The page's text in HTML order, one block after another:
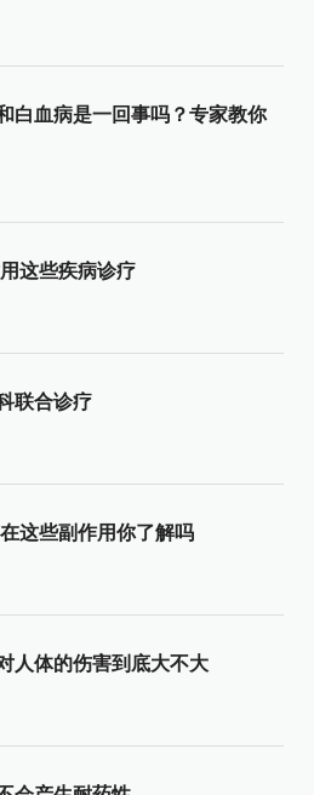
白血病是一回事吗？专家教你
这些疾病诊疗
联合诊疗
这些副作用你了解吗
人体的伤害到底大不大